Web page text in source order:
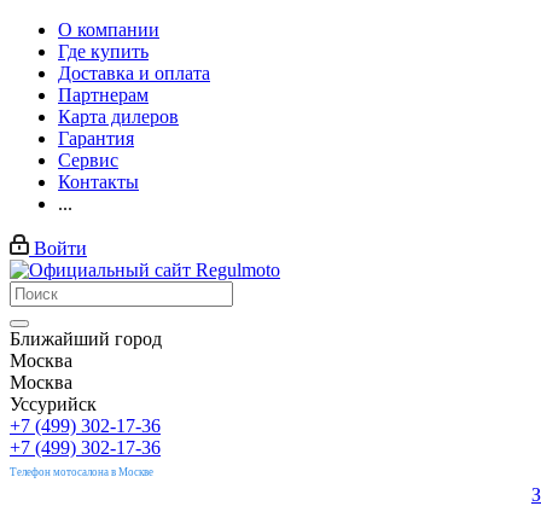
О компании
Где купить
Доставка и оплата
Партнерам
Карта дилеров
Гарантия
Сервис
Контакты
...
Войти
Ближайший город
Москва
Москва
Уссурийск
+7 (499) 302-17-36
+7 (499) 302-17-36
Телефон мотосалона в Москве